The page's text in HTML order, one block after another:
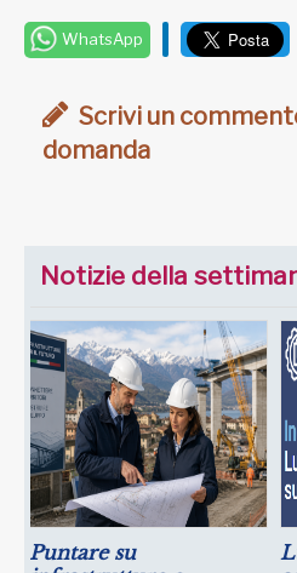
WhatsApp
Scrivi un
domanda
Notizie della
Puntare su